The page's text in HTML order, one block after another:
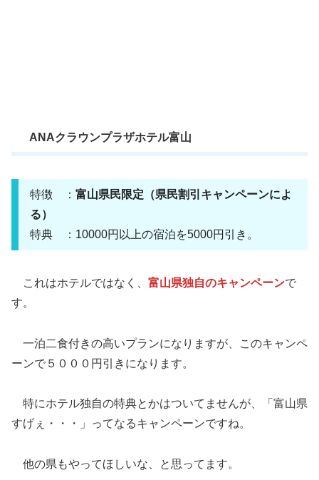
ANAクラウンプラザホテル富山
特徴 ： 富山県民限定（県民割引キャンペーンによ
る）
特典 ：10000円以上の宿泊を5000円引き。
これはホテルではなく、 富山県独自のキャンペーンで
す。
一泊二食付きの高いプランになりますが、このキャンペ
ーンで５０００円引きになります。
特にホテル独自の特典とかはついてませんが、「富山県
すげぇ・・・」ってなるキャンペーンですね。
他の県もやってほしいな、と思ってます。